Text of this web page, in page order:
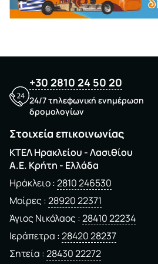
+30 2810 24 50 20
24/7 τηλεφωνική ενημέρωση
δρομολογίων
Στοιχεία επικοινωνίας
ΚΤΕΛ Ηρακλείου - Λασιθίου
A.E. Kρήτη - Ελλάδα
Ηράκλειο 2810 246530
Μοίρες 28920 22371
Άγιος Νικόλαος 28410 22234
Ιεράπετρα 28420 28237
Σητεία 28430 22272